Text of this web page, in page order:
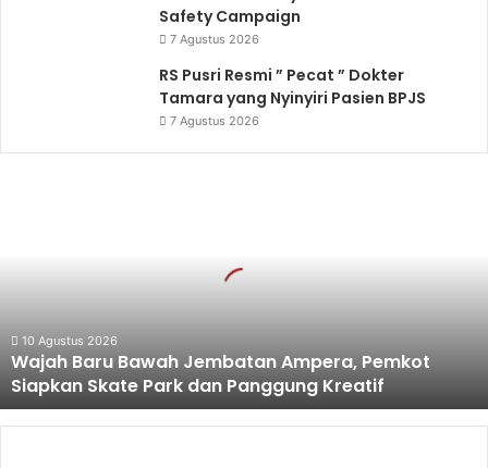
Safety Campaign
7 Agustus 2026
RS Pusri Resmi ” Pecat ” Dokter
Tamara yang Nyinyiri Pasien BPJS
7 Agustus 2026
Skate
Park
dan
Panggung
Kreatif
10 Agustus 2026
Wajah Baru Bawah Jembatan Ampera, Pemkot
Siapkan Skate Park dan Panggung Kreatif